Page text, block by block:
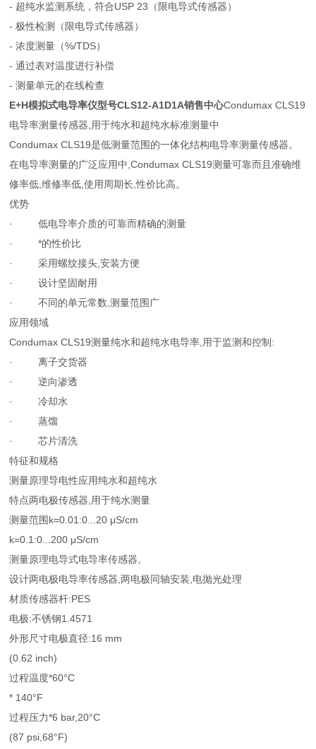
- 超纯水监测系统，符合USP 23（限电导式传感器）
- 极性检测（限电导式传感器）
- 浓度测量（%/TDS）
- 通过表对温度进行补偿
- 测量单元的在线检查
E+H模拟式电导率仪型号CLS12-A1D1A销售中心Condumax CLS19
电导率测量传感器,用于纯水和超纯水标准测量中
Condumax CLS19是低测量范围的一体化结构电导率测量传感器。
在电导率测量的广泛应用中,Condumax CLS19测量可靠而且准确维
修率低,维修率低,使用周期长,性价比高。
优势
· 低电导率介质的可靠而精确的测量
· *的性价比
· 采用螺纹接头,安装方便
· 设计坚固耐用
· 不同的单元常数,测量范围广
应用领域
Condumax CLS19测量纯水和超纯水电导率,用于监测和控制:
· 离子交货器
· 逆向渗透
· 冷却水
· 蒸馏
· 芯片清洗
特征和规格
测量原理导电性应用纯水和超纯水
特点两电极传感器,用于纯水测量
测量范围k=0.01:0...20 μS/cm
k=0.1:0...200 μS/cm
测量原理电导式电导率传感器。
设计两电极电导率传感器,两电极同轴安装,电抛光处理
材质传感器杆:PES
电极:不锈钢1.4571
外形尺寸电极直径:16 mm
(0.62 inch)
过程温度*60°C
* 140°F
过程压力*6 bar,20°C
(87 psi,68°F)